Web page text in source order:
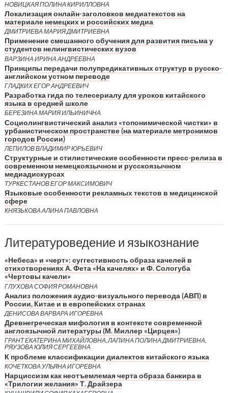
НОВИЦКАЯ ПОЛИНА КИРИЛЛОВНА
Локализация онлайн-заголовков медиатекстов на
материале немецких и российских медиа
ДМИТРИЕВА МАРИЯ ДМИТРИЕВНА
Применение смешанного обучения для развития письма у
студентов нелингвистических вузов
ВАРЗИНА ИРИНА АНДРЕЕВНА
Принципы передачи полупредикативных структур в русско-
английском устном переводе
ГЛАДКИХ ЕГОР АНДРЕЕВИЧ
Разработка гида по телесериалу для уроков китайского
языка в средней школе
БЕРЕЗИНА МАРИЯ ИЛЬИНИЧНА
Социолингвистический анализ «топонимической чистки» в
урбанистическом пространстве (на материале метронимов
городов России)
ЛЕПИЛОВ ВЛАДИМИР ЮРЬЕВИЧ
Структурные и стилистические особенности пресс-релиза в
современном немецкоязычном и русскоязычном
медиадискурсах
ТУРКЕСТАНОВ ЕГОР МАКСИМОВИЧ
Языковые особенности рекламных текстов в медицинской
сфере
КНЯЗЬКОВА АЛИНА ПАВЛОВНА
Литературоведение и языкознание
«Небеса» и «черт»: суггестивность образа качелей в
стихотворениях А. Фета «На качелях» и Ф. Сологуба
«Чертовы качели»
ГЛУХОВА СОФИЯ РОМАНОВНА
Анализ положения аудио-визуального перевода (АВП) в
России, Китае и в европейских странах
ДЕНИСОВА ВАРВАРА ИГОРЕВНА
Древнегреческая мифология в контексте современной
англоязычной литературы (М. Миллер «Цирцея»)
ГРАНТ ЕКАТЕРИНА МИХАЙЛОВНА, ЛАПИНА ПОЛИНА ДМИТРИЕВНА,
РЯУЗОВА ЮЛИЯ СЕРГЕЕВНА
К проблеме классификации диалектов китайского языка
КОЧЕТКОВА УЛЬЯНА ИГОРЕВНА
Нарциссизм как неотъемлемая черта образа банкира в
«Трилогии желания» Т. Драйзера